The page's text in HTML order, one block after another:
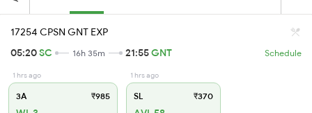
17254 CPSN GNT EXP
05:20SC 16h 35m 21:55GNT Schedule
1 hrs ago
3A ₹985
1 hrs ago
SL ₹370